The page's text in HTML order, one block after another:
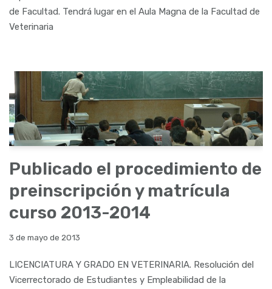
de Facultad. Tendrá lugar en el Aula Magna de la Facultad de
Veterinaria
Publicado el procedimiento de
preinscripción y matrícula
curso 2013-2014
3 de mayo de 2013
LICENCIATURA Y GRADO EN VETERINARIA. Resolución del
Vicerrectorado de Estudiantes y Empleabilidad de la